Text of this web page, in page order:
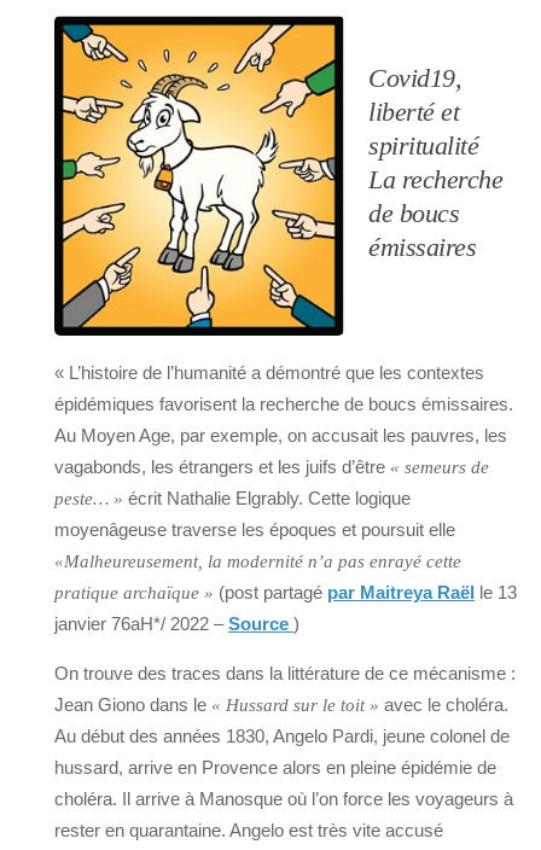
Covid19,
liberté et
spiritualité
La recherche
de boucs
émissaires
« L’histoire de l’humanité a démontré que les contextes
épidémiques favorisent la recherche de boucs émissaires.
Au Moyen Age, par exemple, on accusait les pauvres, les
vagabonds, les étrangers et les juifs d’être « semeurs de
peste… » écrit Nathalie Elgrably. Cette logique
moyenâgeuse traverse les époques et poursuit elle
«Malheureusement, la modernité n’a pas enrayé cette
pratique archaïque » (post partagé par Maitreya Raël le 13
janvier 76aH*/ 2022 –Source )
On trouve des traces dans la littérature de ce mécanisme :
Jean Giono dans le « Hussard sur le toit » avec le choléra.
Au début des années 1830, Angelo Pardi, jeune colonel de
hussard, arrive en Provence alors en pleine épidémie de
choléra. Il arrive à Manosque où l’on force les voyageurs à
rester en quarantaine. Angelo est très vite accusé